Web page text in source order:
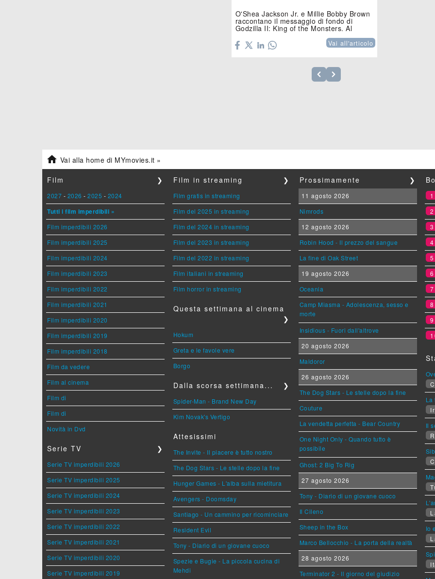
O'Shea Jackson Jr. e Millie Bobby Brown
raccontano il messaggio di fondo di
Godzilla II: King of the Monsters. Al
Vai all'articolo
 Vai alla home di MYmovies.it »
Film ❯
2027 - 2026 - 2025 - 2024
Tutti i film imperdibili »
Film imperdibili 2026
Film imperdibili 2025
Film imperdibili 2024
Film imperdibili 2023
Film imperdibili 2022
Film imperdibili 2021
Film imperdibili 2020
Film imperdibili 2019
Film imperdibili 2018
Film da vedere
Film al cinema
Film di
Film di
Novità in Dvd
Serie TV ❯
Serie TV imperdibili 2026
Serie TV imperdibili 2025
Serie TV imperdibili 2024
Serie TV imperdibili 2023
Serie TV imperdibili 2022
Serie TV imperdibili 2021
Serie TV imperdibili 2020
Serie TV imperdibili 2019
Film in streaming ❯
Film gratis in streaming
Film del 2025 in streaming
Film del 2024 in streaming
Film del 2023 in streaming
Film del 2022 in streaming
Film italiani in streaming
Film horror in streaming
Questa settimana al cinema
❯
Hokum
Greta e le favole vere
Borgo
Dalla scorsa settimana... ❯
Spider-Man - Brand New Day
Kim Novak's Vertigo
Attesissimi
The Invite - Il piacere è tutto nostro
The Dog Stars - Le stelle dopo la fine
Hunger Games - L'alba sulla mietitura
Avengers - Doomsday
Santiago - Un cammino per ricominciare
Resident Evil
Tony - Diario di un giovane cuoco
Spezie e Bugie - La piccola cucina di
Mehdi
Prossimamente ❯
11 agosto 2026
Nimrods
12 agosto 2026
Robin Hood - Il prezzo del sangue
La fine di Oak Street
19 agosto 2026
Oceania
Camp Miasma - Adolescenza, sesso e
morte
Insidious - Fuori dall'altrove
20 agosto 2026
Maldoror
26 agosto 2026
The Dog Stars - Le stelle dopo la fine
Couture
La vendetta perfetta - Bear Country
One Night Only - Quando tutto è
possibile
Ghost: 2 Big To Rig
27 agosto 2026
Tony - Diario di un giovane cuoco
Il Cileno
Sheep in the Box
Marco Bellocchio - La porta della realtà
28 agosto 2026
Terminator 2 - Il giorno del giudizio
1
2
3
4
5
6
7
8
9
La
Il
Io